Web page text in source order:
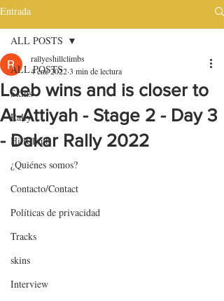
Entrada
ALL POSTS
Skins
Rally
HillClimb
¿Quiénes somos?
Contacto/Contact
Políticas de privacidad
Tracks
skins
Interview
ALL POSTS
Loeb wins and is closer to
Al-Attiyah - Stage 2 - Day 3
- Dakar Rally 2022
rallyeshillclimbs
4 ene 20223 min de lectura